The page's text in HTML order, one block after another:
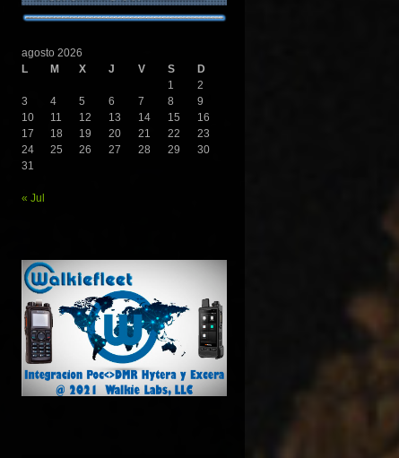
agosto 2026
L
M X J V S
D
1
2
3
4 5 6 7 8
9
10
11 12 13 14 15
16
17
18 19 20 21 22
23
24
25 26 27 28 29
30
31
« Jul